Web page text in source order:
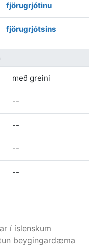
fjörugrjótinu
fjörugrjótsins
með greini
--
--
--
--
í íslenskum
beygingardæma